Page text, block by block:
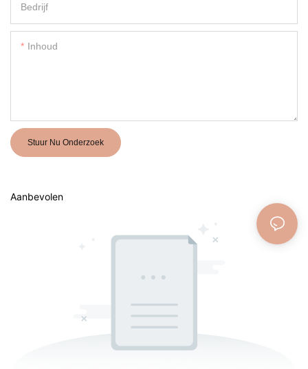
Bedrijf
Inhoud
Stuur Nu Onderzoek
Aanbevolen